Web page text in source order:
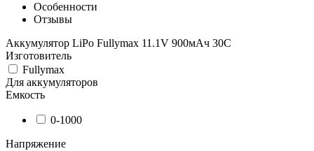
Особенности
Отзывы
Аккумулятор LiPo Fullymax 11.1V 900мАч 30C
Изготовитель
Fullymax
Для аккумуляторов
Емкость
0-1000
Напряжение